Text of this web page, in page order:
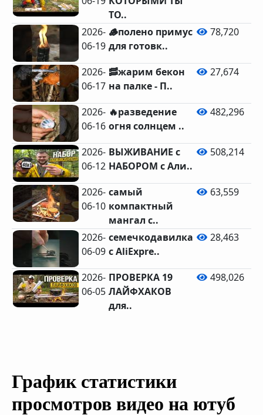
ТО..
2026-
06-19
🪵полено примус
для готовк..
78,720
2026-
06-17
🥓жарим бекон
на палке - П..
27,674
2026-
06-16
🔥разведение
огня солнцем ..
482,296
2026-
06-12
ВЫЖИВАНИЕ с
НАБОРОМ с Али..
508,214
2026-
06-10
самый
компактный
мангал с..
63,559
2026-
06-09
семечкодавилка
с AliExpre..
28,463
2026-
06-05
ПРОВЕРКА 19
ЛАЙФХАКОВ
для..
498,026
График статистики
просмотров видео на ютуб